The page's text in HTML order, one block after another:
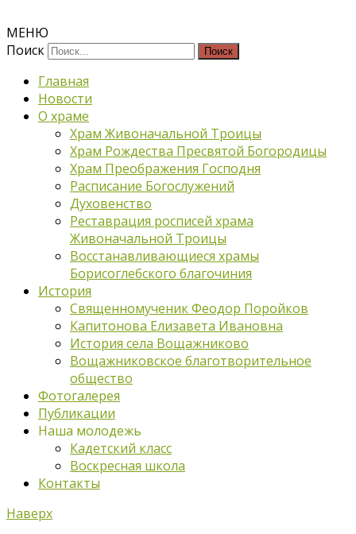
МЕНЮ
Поиск
Главная
Новости
О храме
Храм Живоначальной Троицы
Храм Рождества Пресвятой Богородицы
Храм Преображения Господня
Расписание Богослужений
Духовенство
Реставрация росписей храма
Живоначальной Троицы
Восстанавливающиеся храмы
Борисоглебского благочиния
История
Священномученик Феодор Поройков
Капитонова Елизавета Ивановна
История села Вощажниково
Вощажниковское благотворительное
общество
Фотогалерея
Публикации
Наша молодежь
Кадетский класс
Воскресная школа
Контакты
Наверх